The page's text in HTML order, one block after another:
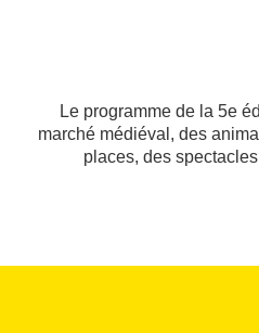
Le programme de la 5e
marché médiéval, des
places, des